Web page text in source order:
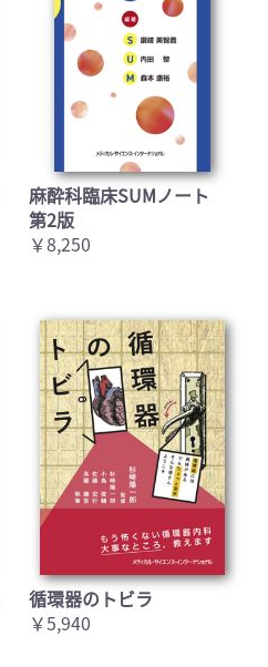
麻酔科臨床SUMノート
第2版
￥8,250
循環器のトビラ
￥5,940